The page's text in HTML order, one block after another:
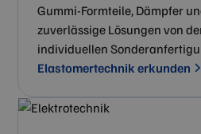
Gummi-Formteile, Dämpfer
zuverlässige Lösungen von
individuellen
Elastomertechnik erkunden